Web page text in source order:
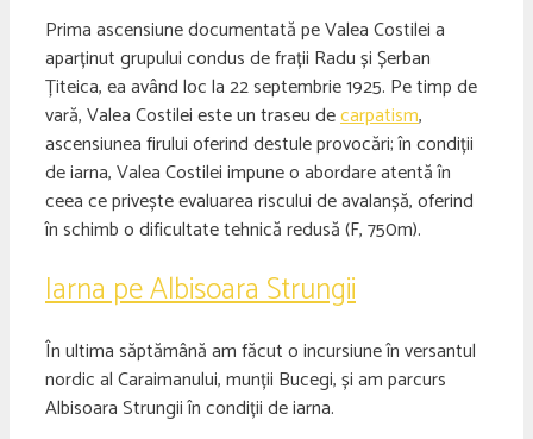
Prima ascensiune documentată pe Valea Costilei a
aparținut grupului condus de frații Radu și Șerban
Țiteica, ea având loc la 22 septembrie 1925. Pe timp de
vară, Valea Costilei este un traseu decarpatism,
ascensiunea firului oferind destule provocări; în condiții
de iarna, Valea Costilei impune o abordare atentă în
ceea ce privește evaluarea riscului de avalanșă, oferind
în schimb o dificultate tehnică redusă (F, 750m).
Iarna pe Albisoara Strungii
În ultima săptămână am făcut o incursiune în versantul
nordic al Caraimanului, munții Bucegi, și am parcurs
Albisoara Strungii în condiții de iarna.